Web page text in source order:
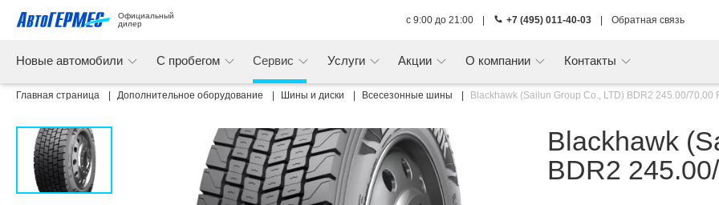
Официальный
дилер
с 9:00 до 21:00 +7 (495) 011-40-03 Обратная связь
Новые автомобили С пробегом Сервис Услуги Акции О компании Контакты
Главная страница Дополнительное оборудование Шины и диски Всесезонные шины Blackhawk (Sailun Group Co., LTD) BDR2 245.00/70.00
Blackhawk
BDR2